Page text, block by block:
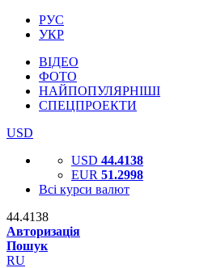
РУС
УКР
ВІДЕО
ФОТО
НАЙПОПУЛЯРНІШІ
СПЕЦПРОЕКТИ
USD
USD 44.4138
EUR 51.2998
Всі курси валют
44.4138
Авторизація
Пошук
RU